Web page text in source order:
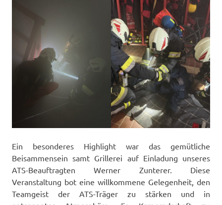
Ein besonderes Highlight war das gemütliche
Beisammensein samt Grillerei auf Einladung unseres
ATS-Beauftragten Werner Zunterer. Diese
Veranstaltung bot eine willkommene Gelegenheit, den
Teamgeist der ATS-Träger zu stärken und in